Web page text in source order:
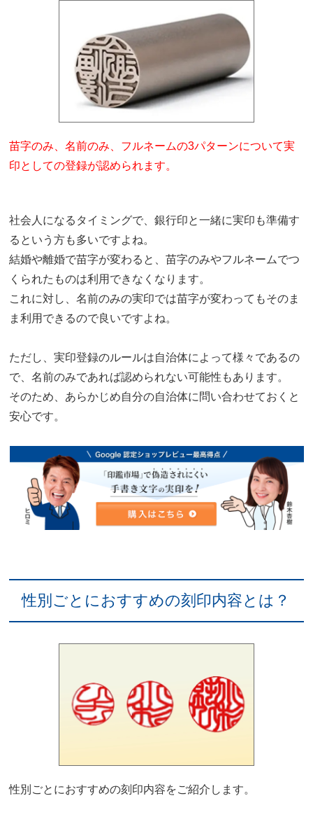
苗字のみ、名前のみ、フルネームの3パターンについて実
印としての登録が認められます。
社会人になるタイミングで、銀行印と一緒に実印も準備す
るという方も多いですよね。
結婚や離婚で苗字が変わると、苗字のみやフルネームでつ
くられたものは利用できなくなります。
これに対し、名前のみの実印では苗字が変わってもそのま
ま利用できるので良いですよね。
ただし、実印登録のルールは自治体によって様々であるの
で、名前のみであれば認められない可能性もあります。
そのため、あらかじめ自分の自治体に問い合わせておくと
安心です。
性別ごとにおすすめの刻印内容とは？
性別ごとにおすすめの刻印内容をご紹介します。